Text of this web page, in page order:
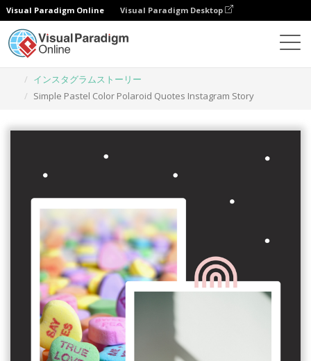
Visual Paradigm Online Visual Paradigm Desktop
インスタグラムストーリー
Simple Pastel Color Polaroid Quotes Instagram Story